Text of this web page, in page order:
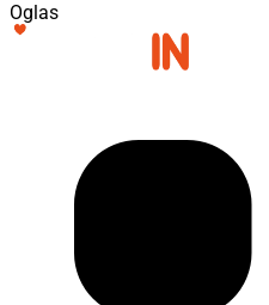
Oglas